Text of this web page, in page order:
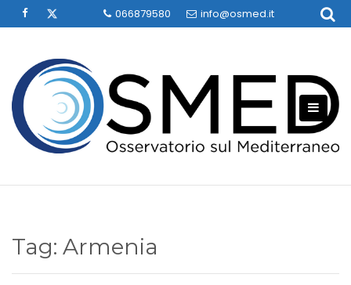
to
066879580 info@osmed.it
Tag: Armenia